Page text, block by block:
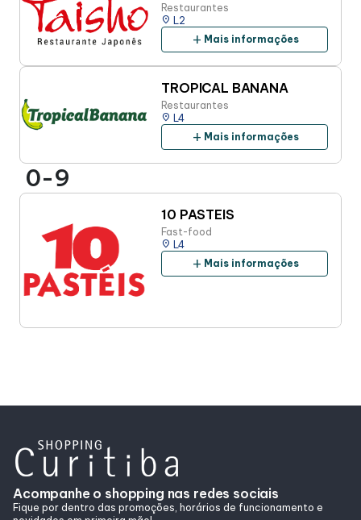
Restaurantes
place L2
add Mais informações
TROPICAL BANANA
Restaurantes
place L4
add Mais informações
0-9
10 PASTEIS
Fast-food
place L4
add Mais informações
Acompanhe o shopping nas redes sociais
Fique por dentro das promoções, horários de funcionamento e